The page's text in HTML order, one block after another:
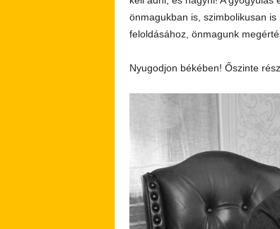
önmagukban is, szimbolikusan
feloldásához, önmagunk
Nyugodjon békében! Őszinte